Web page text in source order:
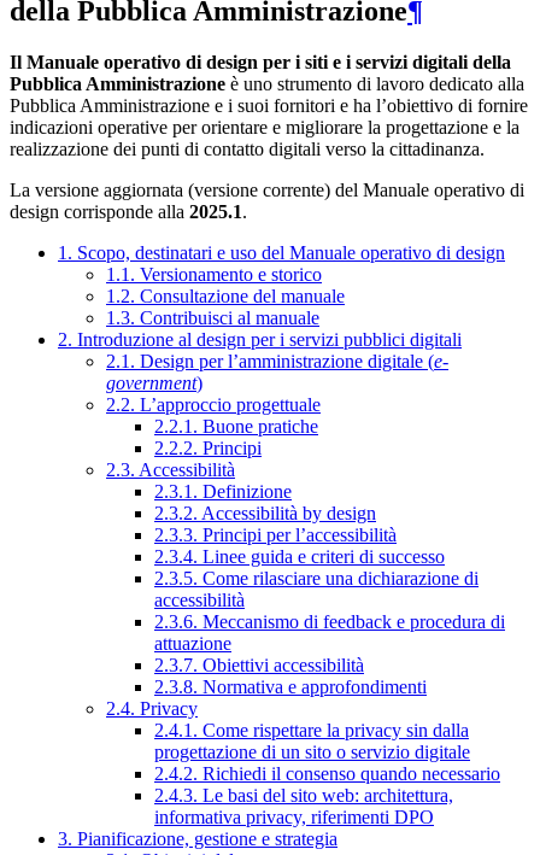
della Pubblica Amministrazione¶
Il Manuale operativo di design per i siti e i servizi digitali della
Pubblica Amministrazione è uno strumento di lavoro dedicato alla
Pubblica Amministrazione e i suoi fornitori e ha l’obiettivo di fornire
indicazioni operative per orientare e migliorare la progettazione e la
realizzazione dei punti di contatto digitali verso la cittadinanza.
La versione aggiornata (versione corrente) del Manuale operativo di
design corrisponde alla 2025.1.
1. Scopo, destinatari e uso del Manuale operativo di design
1.1. Versionamento e storico
1.2. Consultazione del manuale
1.3. Contribuisci al manuale
2. Introduzione al design per i servizi pubblici digitali
2.1. Design per l’amministrazione digitale (e-
government)
2.2. L’approccio progettuale
2.2.1. Buone pratiche
2.2.2. Principi
2.3. Accessibilità
2.3.1. Definizione
2.3.2. Accessibilità by design
2.3.3. Principi per l’accessibilità
2.3.4. Linee guida e criteri di successo
2.3.5. Come rilasciare una dichiarazione di
accessibilità
2.3.6. Meccanismo di feedback e procedura di
attuazione
2.3.7. Obiettivi accessibilità
2.3.8. Normativa e approfondimenti
2.4. Privacy
2.4.1. Come rispettare la privacy sin dalla
progettazione di un sito o servizio digitale
2.4.2. Richiedi il consenso quando necessario
2.4.3. Le basi del sito web: architettura,
informativa privacy, riferimenti DPO
3. Pianificazione, gestione e strategia